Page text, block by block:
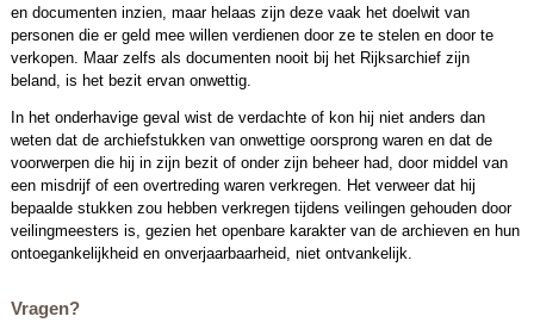
en documenten inzien, maar helaas zijn deze vaak het doelwit van
personen die er geld mee willen verdienen door ze te stelen en door te
verkopen. Maar zelfs als documenten nooit bij het Rijksarchief zijn
beland, is het bezit ervan onwettig.
In het onderhavige geval wist de verdachte of kon hij niet anders dan
weten dat de archiefstukken van onwettige oorsprong waren en dat de
voorwerpen die hij in zijn bezit of onder zijn beheer had, door middel van
een misdrijf of een overtreding waren verkregen. Het verweer dat hij
bepaalde stukken zou hebben verkregen tijdens veilingen gehouden door
veilingmeesters is, gezien het openbare karakter van de archieven en hun
ontoegankelijkheid en onverjaarbaarheid, niet ontvankelijk.
Vragen?